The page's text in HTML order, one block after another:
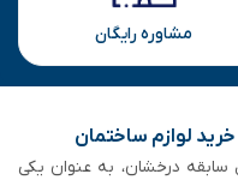
مشاوره رایگان
لوازم ساختمان
خاجی‌ با بیش از ۵۰ سال سابقه‌ درخشان، به عنوان یکی